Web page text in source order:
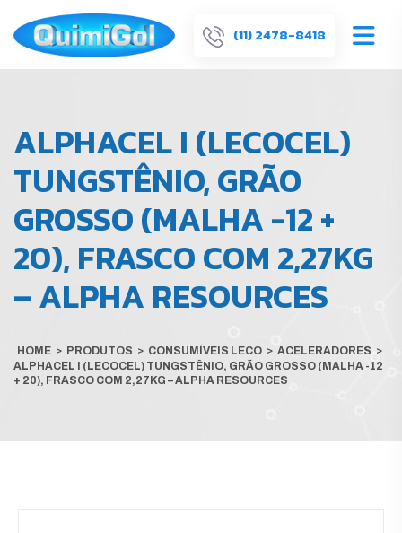
(11) 2478-8418
ALPHACEL I (LECOCEL)
TUNGSTÊNIO, GRÃO
GROSSO (MALHA -12 +
20), FRASCO COM 2,27KG
– ALPHA RESOURCES
HOME > PRODUTOS > CONSUMÍVEIS LECO > ACELERADORES >
ALPHACEL I (LECOCEL) TUNGSTÊNIO, GRÃO GROSSO (MALHA -12
+ 20), FRASCO COM 2,27KG – ALPHA RESOURCES